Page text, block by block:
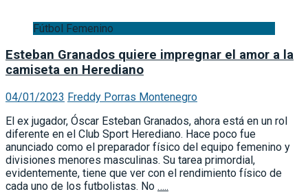
Fútbol Femenino
Esteban Granados quiere impregnar el amor a la
camiseta en Herediano
04/01/2023 Freddy Porras Montenegro
El ex jugador, Óscar Esteban Granados, ahora está en un rol
diferente en el Club Sport Herediano. Hace poco fue
anunciado como el preparador físico del equipo femenino y
divisiones menores masculinas. Su tarea primordial,
evidentemente, tiene que ver con el rendimiento físico de
cada uno de los futbolistas. No …..